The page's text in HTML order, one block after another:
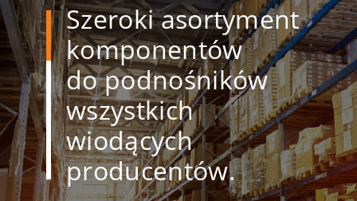
Szeroki asortyment
komponentów
do podnośników
wszystkich
wiodących
producentów.